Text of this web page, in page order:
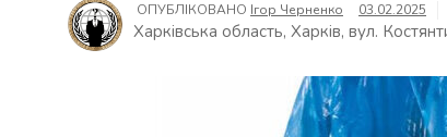
ОПУБЛІКОВАНО Ігор Черненко 03.02.2025
Харківська область, Харків, вул.